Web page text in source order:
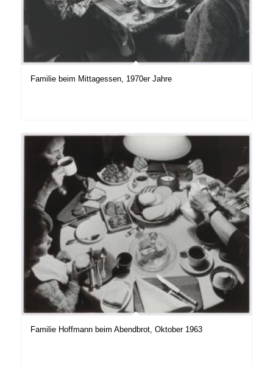
Familie beim Mittagessen, 1970er Jahre
Familie Hoffmann beim Abendbrot, Oktober 1963